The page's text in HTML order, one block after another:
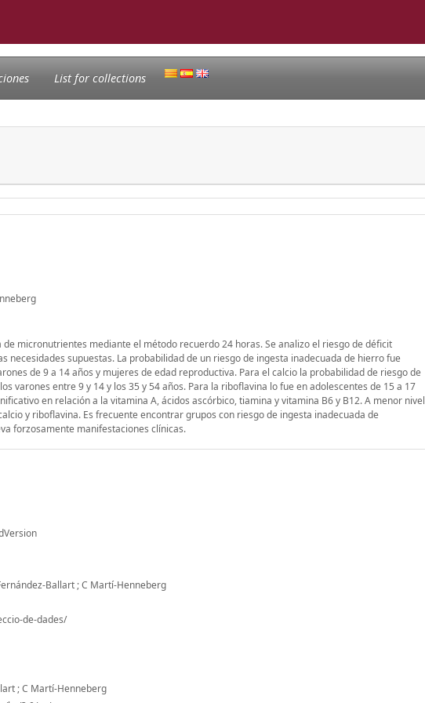
List for collections
micronutrientes mediante el método recuerdo 24 horas. Se analizo el riesgo de déficit
necesidades supuestas. La probabilidad de un riesgo de ingesta inadecuada de hierro fue
de 9 a 14 años y mujeres de edad reproductiva. Para el calcio la probabilidad de riesgo de
varones entre 9 y 14 y los 35 y 54 años. Para la riboflavina lo fue en adolescentes de 15 a 17
en relación a la vitamina A, ácidos ascórbico, tiamina y vitamina B6 y B12. A menor nivel
y riboflavina. Es frecuente encontrar grupos con riesgo de ingesta inadecuada de
forzosamente manifestaciones clínicas.
Fernández-Ballart ; C Martí-Henneberg
de-dades/
; C Martí-Henneberg